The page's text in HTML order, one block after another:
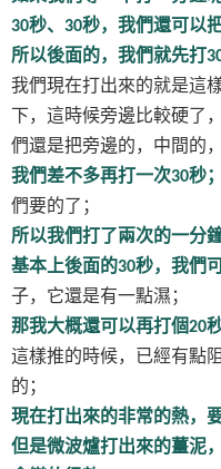
30秒、 30秒，我們還可以
所以後面的，我們就先打
我們現在打出來的就是這
下，這時候旁邊比較硬了
們還是把旁邊的，中間的
我們差不多再打一次30秒；
們要的了；
所以我們打了兩次的一分
基本上後面的30秒，我們
子，它還是有一點濕；
那我大概還可以再打個20
這樣推的時候，已經有點
的；
現在打出來的非常的熱，
但是微波爐打出來的薑泥